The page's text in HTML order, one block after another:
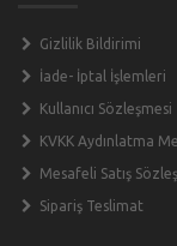
Gizlilik Bildirimi
İade- İptal İşlemleri
Kullanıcı Sözleşmesi
KVKK Aydınlatma
Mesafeli Satış
Sipariş Teslimat